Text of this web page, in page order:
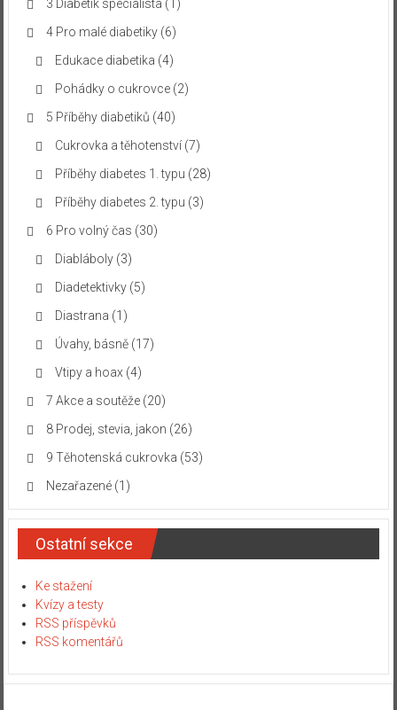
3 Diabetik specialista (1)
4 Pro malé diabetiky(6)
Edukace diabetika (4)
Pohádky o cukrovce(2)
5 Příběhy diabetiků (40)
Cukrovka a těhotenství(7)
Příběhy diabetes 1. typu (28)
Příběhy diabetes 2. typu (3)
6 Pro volný čas (30)
Diabláboly(3)
Diadetektivky(5)
Diastrana (1)
Úvahy, básně(17)
Vtipy a hoax (4)
7 Akce a soutěže(20)
8 Prodej, stevia, jakon (26)
9 Těhotenská cukrovka (53)
Nezařazené(1)
Ostatní sekce
Ke stažení
Kvízy a testy
RSS příspěvků
RSS komentářů